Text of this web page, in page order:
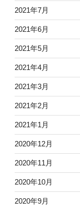
2021年7月
2021年6月
2021年5月
2021年4月
2021年3月
2021年2月
2021年1月
2020年12月
2020年11月
2020年10月
2020年9月